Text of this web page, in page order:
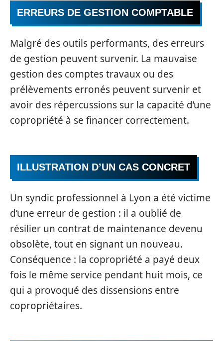
ERREURS DE GESTION COMPTABLE
Malgré des outils performants, des erreurs
de gestion peuvent survenir. La mauvaise
gestion des comptes travaux ou des
prélèvements erronés peuvent survenir et
avoir des répercussions sur la capacité d’une
copropriété à se financer correctement.
ILLUSTRATION D’UN CAS CONCRET
Un syndic professionnel à Lyon a été victime
d’une erreur de gestion : il a oublié de
résilier un contrat de maintenance devenu
obsolète, tout en signant un nouveau.
Conséquence : la copropriété a payé deux
fois le même service pendant huit mois, ce
qui a provoqué des dissensions entre
copropriétaires.